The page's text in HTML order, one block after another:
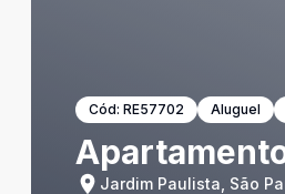
Cód: RE57702 Aluguel
Jardim Paulista, São